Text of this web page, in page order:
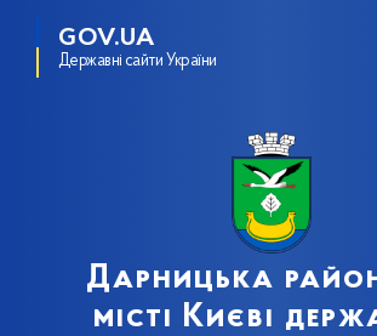
GOV.UA
Державні сайти України
Дарницька
місті Києві